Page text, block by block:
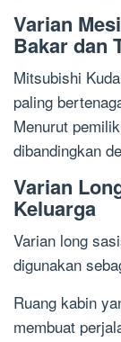
Varian
Bakar dan
Mitsubishi
paling
Menurut
dibandingkan
Varian
Keluarga
Varian long
digunakan
Ruang kabin
membuat